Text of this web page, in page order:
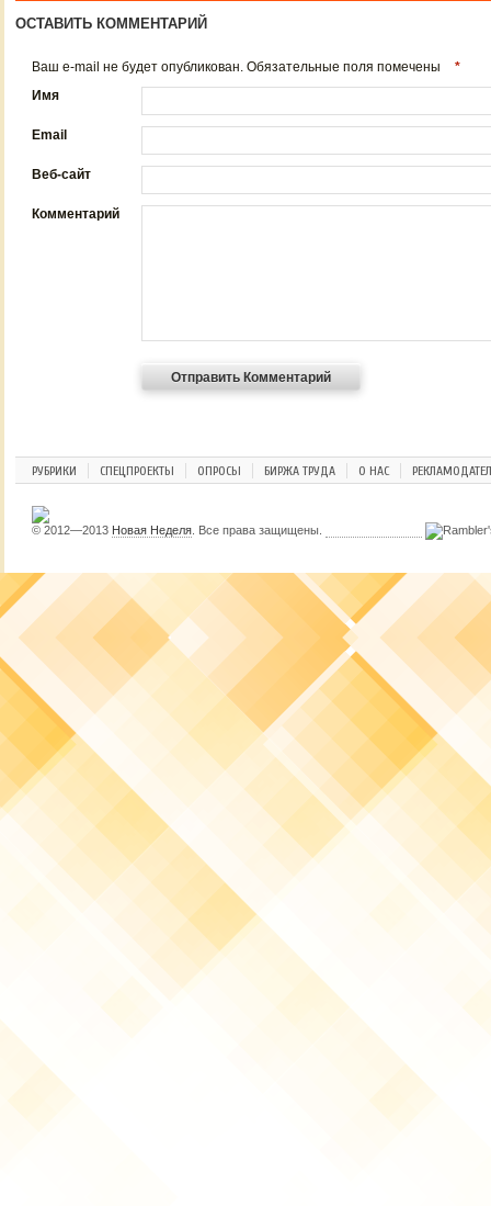
ОСТАВИТЬ КОММЕНТАРИЙ
Ваш e-mail не будет опубликован. Обязательные поля помечены
*
Имя
Email
Веб-сайт
Комментарий
РУБРИКИ СПЕЦПРОЕКТЫ ОПРОСЫ БИРЖА ТРУДА О НАС
© 2012—2013 Новая Неделя . Все права защищены.